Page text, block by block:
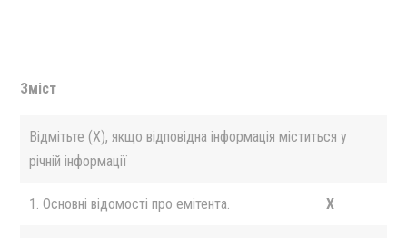
Зміст
Відмітьте (X), якщо відповідна інформація міститься у
річній інформації
1. Основні відомості про емітента. X